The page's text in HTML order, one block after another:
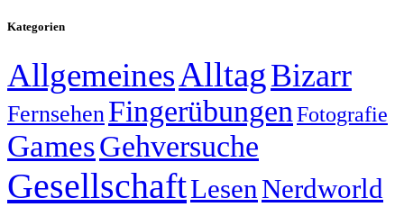
Kategorien
AllgemeinesAlltagBizarr
FernsehenFingerübungen Fotografie
GamesGehversuche
GesellschaftLesenNerdworld